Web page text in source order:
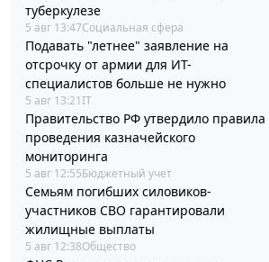
туберкулезе
5 авг 13:47Социальная сфера
Подавать "летнее" заявление на
отсрочку от армии для ИТ-
специалистов больше не нужно
5 авг 13:21IT
Правительство РФ утвердило правила
проведения казначейского
мониторинга
5 авг 12:55Бюджетный учет
Семьям погибших силовиков-
участников СВО гарантировали
жилищные выплаты
5 авг 12:38Общество